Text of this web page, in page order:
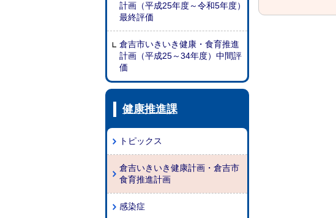
計画（平成25年度～令和5年度）
最終評価
倉吉市いきいき健康・食育推進
計画（平成25～34年度）中間評
価
健康推進課
トピックス
倉吉いきいき健康計画・倉吉市
食育推進計画
感染症